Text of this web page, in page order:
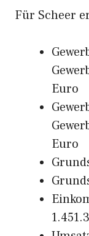
Für Scheer
Euro
Euro